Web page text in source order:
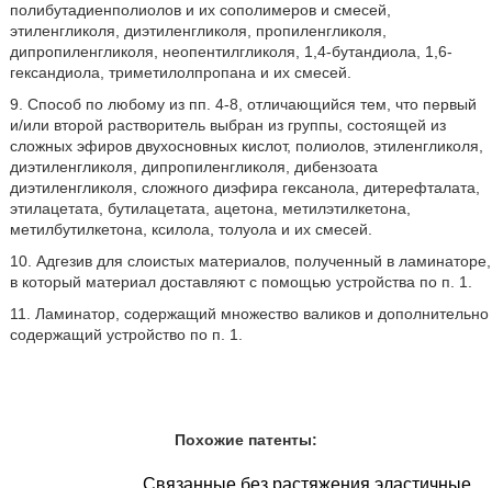
полибутадиенполиолов и их сополимеров и смесей,
этиленгликоля, диэтиленгликоля, пропиленгликоля,
дипропиленгликоля, неопентилгликоля, 1,4-бутандиола, 1,6-
гександиола, триметилолпропана и их смесей.
9. Способ по любому из пп. 4-8, отличающийся тем, что первый
и/или второй растворитель выбран из группы, состоящей из
сложных эфиров двухосновных кислот, полиолов, этиленгликоля,
диэтиленгликоля, дипропиленгликоля, дибензоата
диэтиленгликоля, сложного диэфира гексанола, дитерефталата,
этилацетата, бутилацетата, ацетона, метилэтилкетона,
метилбутилкетона, ксилола, толуола и их смесей.
10. Адгезив для слоистых материалов, полученный в ламинаторе,
в который материал доставляют с помощью устройства по п. 1.
11. Ламинатор, содержащий множество валиков и дополнительно
содержащий устройство по п. 1.
Похожие патенты:
Связанные без растяжения эластичные